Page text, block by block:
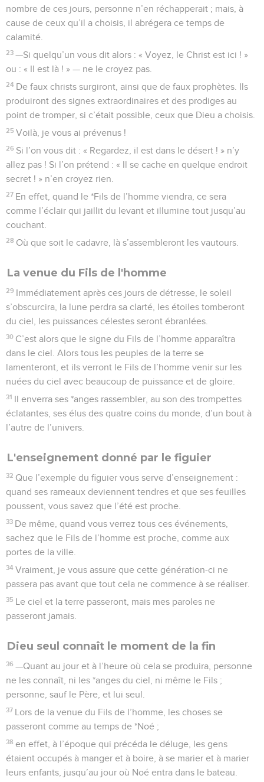
nombre de ces jours, personne n’en réchapperait ; mais, à
cause de ceux qu’il a choisis, il abrégera ce temps de
calamité.
23 —Si quelqu’un vous dit alors : « Voyez, le Christ est ici ! »
ou : « Il est là ! » — ne le croyez pas.
24 De faux christs surgiront, ainsi que de faux prophètes. Ils
produiront des signes extraordinaires et des prodiges au
point de tromper, si c’était possible, ceux que Dieu a choisis.
25 Voilà, je vous ai prévenus !
26 Si l’on vous dit : « Regardez, il est dans le désert ! » n’y
allez pas ! Si l’on prétend : « Il se cache en quelque endroit
secret ! » n’en croyez rien.
27 En effet, quand le *Fils de l’homme viendra, ce sera
comme l’éclair qui jaillit du levant et illumine tout jusqu’au
couchant.
28 Où que soit le cadavre, là s’assembleront les vautours.
La venue du Fils de l'homme
29 Immédiatement après ces jours de détresse, le soleil
s’obscurcira, la lune perdra sa clarté, les étoiles tomberont
du ciel, les puissances célestes seront ébranlées.
30 C’est alors que le signe du Fils de l’homme apparaîtra
dans le ciel. Alors tous les peuples de la terre se
lamenteront, et ils verront le Fils de l’homme venir sur les
nuées du ciel avec beaucoup de puissance et de gloire.
31 Il enverra ses *anges rassembler, au son des trompettes
éclatantes, ses élus des quatre coins du monde, d’un bout à
l’autre de l’univers.
L'enseignement donné par le figuier
32 Que l’exemple du figuier vous serve d’enseignement :
quand ses rameaux deviennent tendres et que ses feuilles
poussent, vous savez que l’été est proche.
33 De même, quand vous verrez tous ces événements,
sachez que le Fils de l’homme est proche, comme aux
portes de la ville.
34 Vraiment, je vous assure que cette génération-ci ne
passera pas avant que tout cela ne commence à se réaliser.
35 Le ciel et la terre passeront, mais mes paroles ne
passeront jamais.
Dieu seul connaît le moment de la fin
36 —Quant au jour et à l’heure où cela se produira, personne
ne les connaît, ni les *anges du ciel, ni même le Fils ;
personne, sauf le Père, et lui seul.
37 Lors de la venue du Fils de l’homme, les choses se
passeront comme au temps de *Noé ;
38 en effet, à l’époque qui précéda le déluge, les gens
étaient occupés à manger et à boire, à se marier et à marier
leurs enfants, jusqu’au jour où Noé entra dans le bateau.